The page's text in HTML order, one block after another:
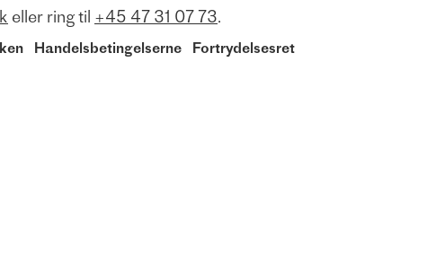
eller ring til +45 47 31 07 73.
Handelsbetingelserne Fortrydelsesret